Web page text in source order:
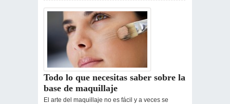
Todo lo que necesitas saber sobre la
base de maquillaje
El arte del maquillaje no es fácil y a veces se